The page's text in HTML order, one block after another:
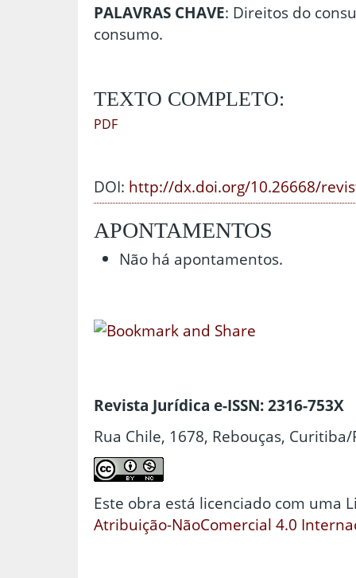
PALAVRAS CHAVE: Direitos do
consumo.
TEXTO COMPLETO:
PDF
DOI: http://dx.doi.org/10.26668/
APONTAMENTOS
Não há apontamentos.
Revista Jurídica e-ISSN: 2316-753X
Rua Chile, 1678, Rebouças, Curitiba/
Este obra está licenciado com uma
Atribuição-NãoComercial 4.0